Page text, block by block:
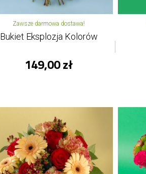
Zawsze darmowa dostawa!
Bukiet Eksplozja Kolorów
149,00 zł